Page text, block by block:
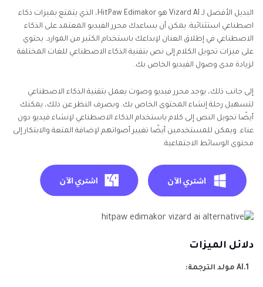
البديل الأفضل لـ Vizard AI هو HitPaw Edimakor، الذي يتمتع بميزات ذكاء
اصطناعي استثنائية. يمكن أن يساعدك محرر الفيديو المعتمد على الذكاء
الاصطناعي في إطلاق العنان لإبداعك باستخدام الكثير من الموارد. يحتوي
على ميزات تحويل الكلام إلى نص بتقنية الذكاء الاصطناعي للغات المختلفة
لزيادة مدى وصول الفيديو الخاص بك.
إلى جانب ذلك، يوجد محرر فيديو وصوت يعمل بتقنية الذكاء الاصطناعي
لتسهيل رحلة إنشاء المحتوى الخاص بك. وبصرف النظر عن ذلك، يمكنك
أيضًا تحويل النص إلى كلام باستخدام الذكاء الاصطناعي لإنشاء فيديو دون
عناء. ويمكن للمستخدمين أيضًا تغيير أصواتهم لإضافة المتعة والابتكار إلى
محتوى الوسائط الاجتماعية.
دلائل الميزات
1.AI مولد الترجمة: